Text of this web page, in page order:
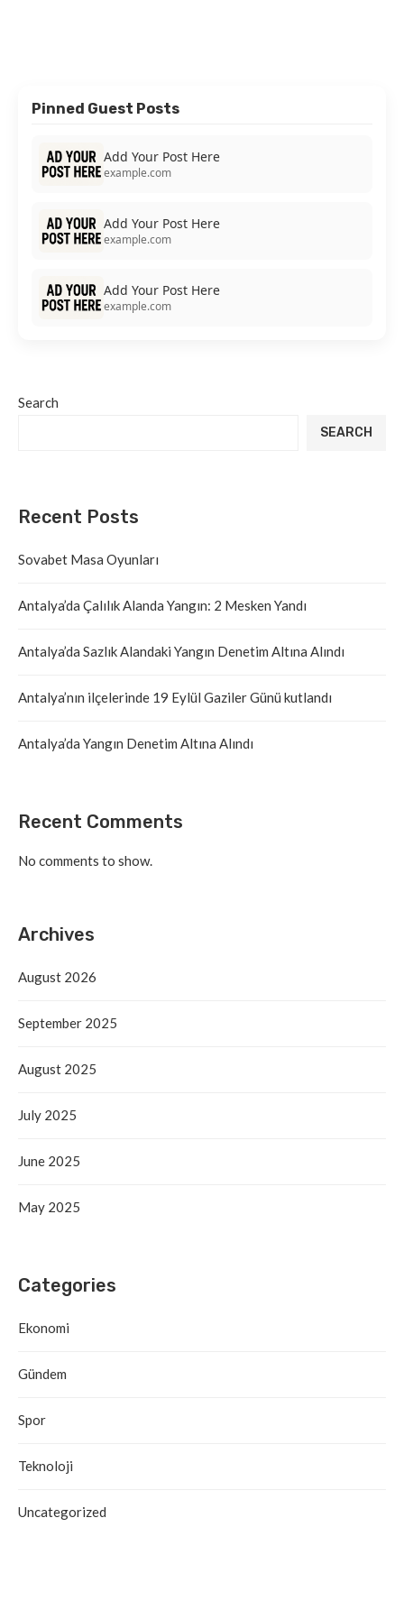
Pinned Guest Posts
Add Your Post Here
example.com
Add Your Post Here
example.com
Add Your Post Here
example.com
Search
SEARCH
Recent Posts
Sovabet Masa Oyunları
Antalya’da Çalılık Alanda Yangın: 2 Mesken Yandı
Antalya’da Sazlık Alandaki Yangın Denetim Altına Alındı
Antalya’nın ilçelerinde 19 Eylül Gaziler Günü kutlandı
Antalya’da Yangın Denetim Altına Alındı
Recent Comments
No comments to show.
Archives
August 2026
September 2025
August 2025
July 2025
June 2025
May 2025
Categories
Ekonomi
Gündem
Spor
Teknoloji
Uncategorized